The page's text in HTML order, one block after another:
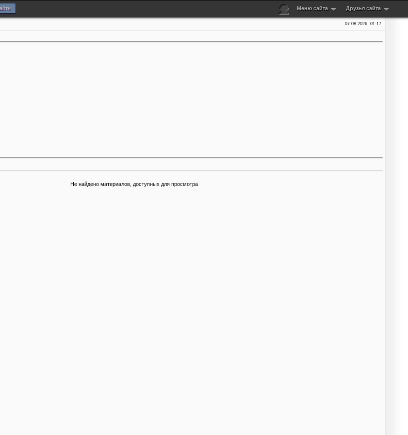
Друзья сайта
Меню сайта
07.08.2026, 01:17
Не найдено материалов, доступных для просмотра